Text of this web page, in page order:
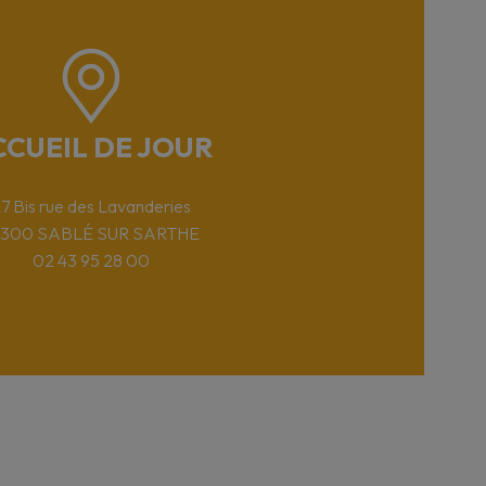
DE JOUR
Bis rue des Lavanderies
SABLÉ SUR SARTHE
02 43 95 28 00